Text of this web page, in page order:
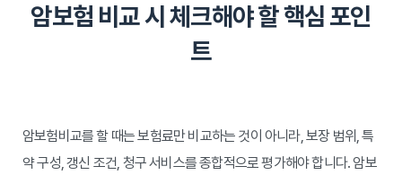
암보험 비교 시 체크해야 할 핵심 포인
트
암보험비교를 할 때는 보험료만 비교하는 것이 아니라, 보장 범위, 특
약 구성, 갱신 조건, 청구 서비스를 종합적으로 평가해야 합니다. 암보